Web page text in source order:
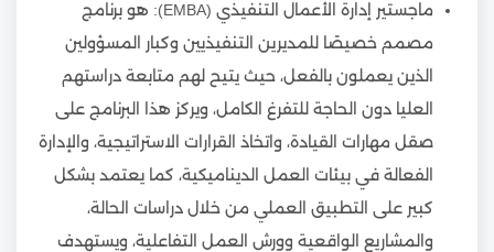
ماجستير إدارة الأعمال التنفيذي (EMBA): هو برنامج
مصمم خصيصًا للمديرين التنفيذيين وكبار المسؤولين
الذين يعملون بالفعل، حيث يتيح لهم متابعة دراستهم
العليا دون الحاجة للتفرغ الكامل، ويركز هذا البرنامج على
صقل مهارات القيادة، واتخاذ القرارات الاستراتيجية، والإدارة
الفعالة في بيئات العمل الديناميكية، كما يعتمد بشكل
كبير على التطبيق العملي من خلال دراسات الحالة،
والمشاريع الواقعية وورش العمل التفاعلية، ويستهدف